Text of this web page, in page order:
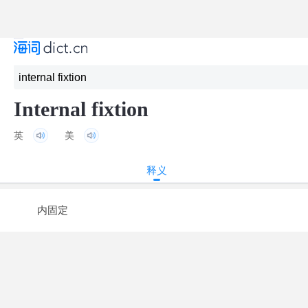
Internal fixtion
英 美
释义
内固定